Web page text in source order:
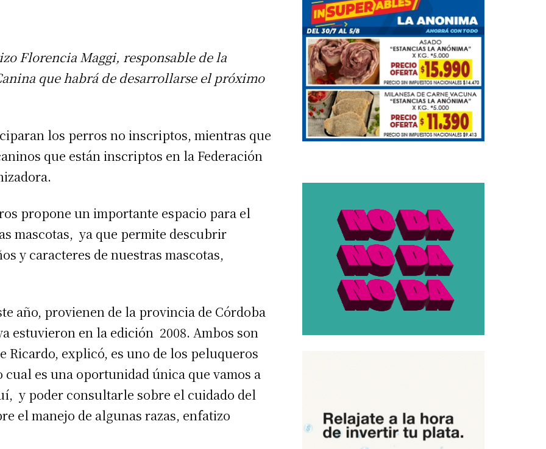
Florencia Maggi, responsable de la
que habrá de desarrollarse el próximo
los perros no inscriptos, mientras que
que están inscriptos en la Federación
propone un importante espacio para el
mascotas, ya que permite descubrir
y caracteres de nuestras mascotas,
año, provienen de la provincia de Córdoba
estuvieron en la edición 2008. Ambos son
Ricardo, explicó, es uno de los peluqueros
es una oportunidad única que vamos a
y poder consultarle sobre el cuidado del
el manejo de algunas razas, enfatizo